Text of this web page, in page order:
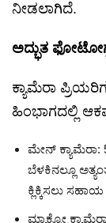
ನೀಡಲಾಗಿದೆ.
ಅದ್ಭುತ
ಕ್ಯಾಮೆರಾ
ಹಿಂಭಾಗದಲ್ಲಿ
ಮೇನ್ ಕ್ಯಾಮೆರಾ:
ಬೆಳಕಿನಲ್ಲೂ
ಕ್ಲಿಕ್ಕಿಸಲು ಸಹಾಯ
ಮ್ಯಾಕ್ರೋ